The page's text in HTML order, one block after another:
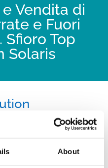
About
Vendita di
e Fuori
Sfioro Top
Solaris
sfioratore
mantiene